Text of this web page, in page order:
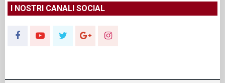
I NOSTRI CANALI SOCIAL